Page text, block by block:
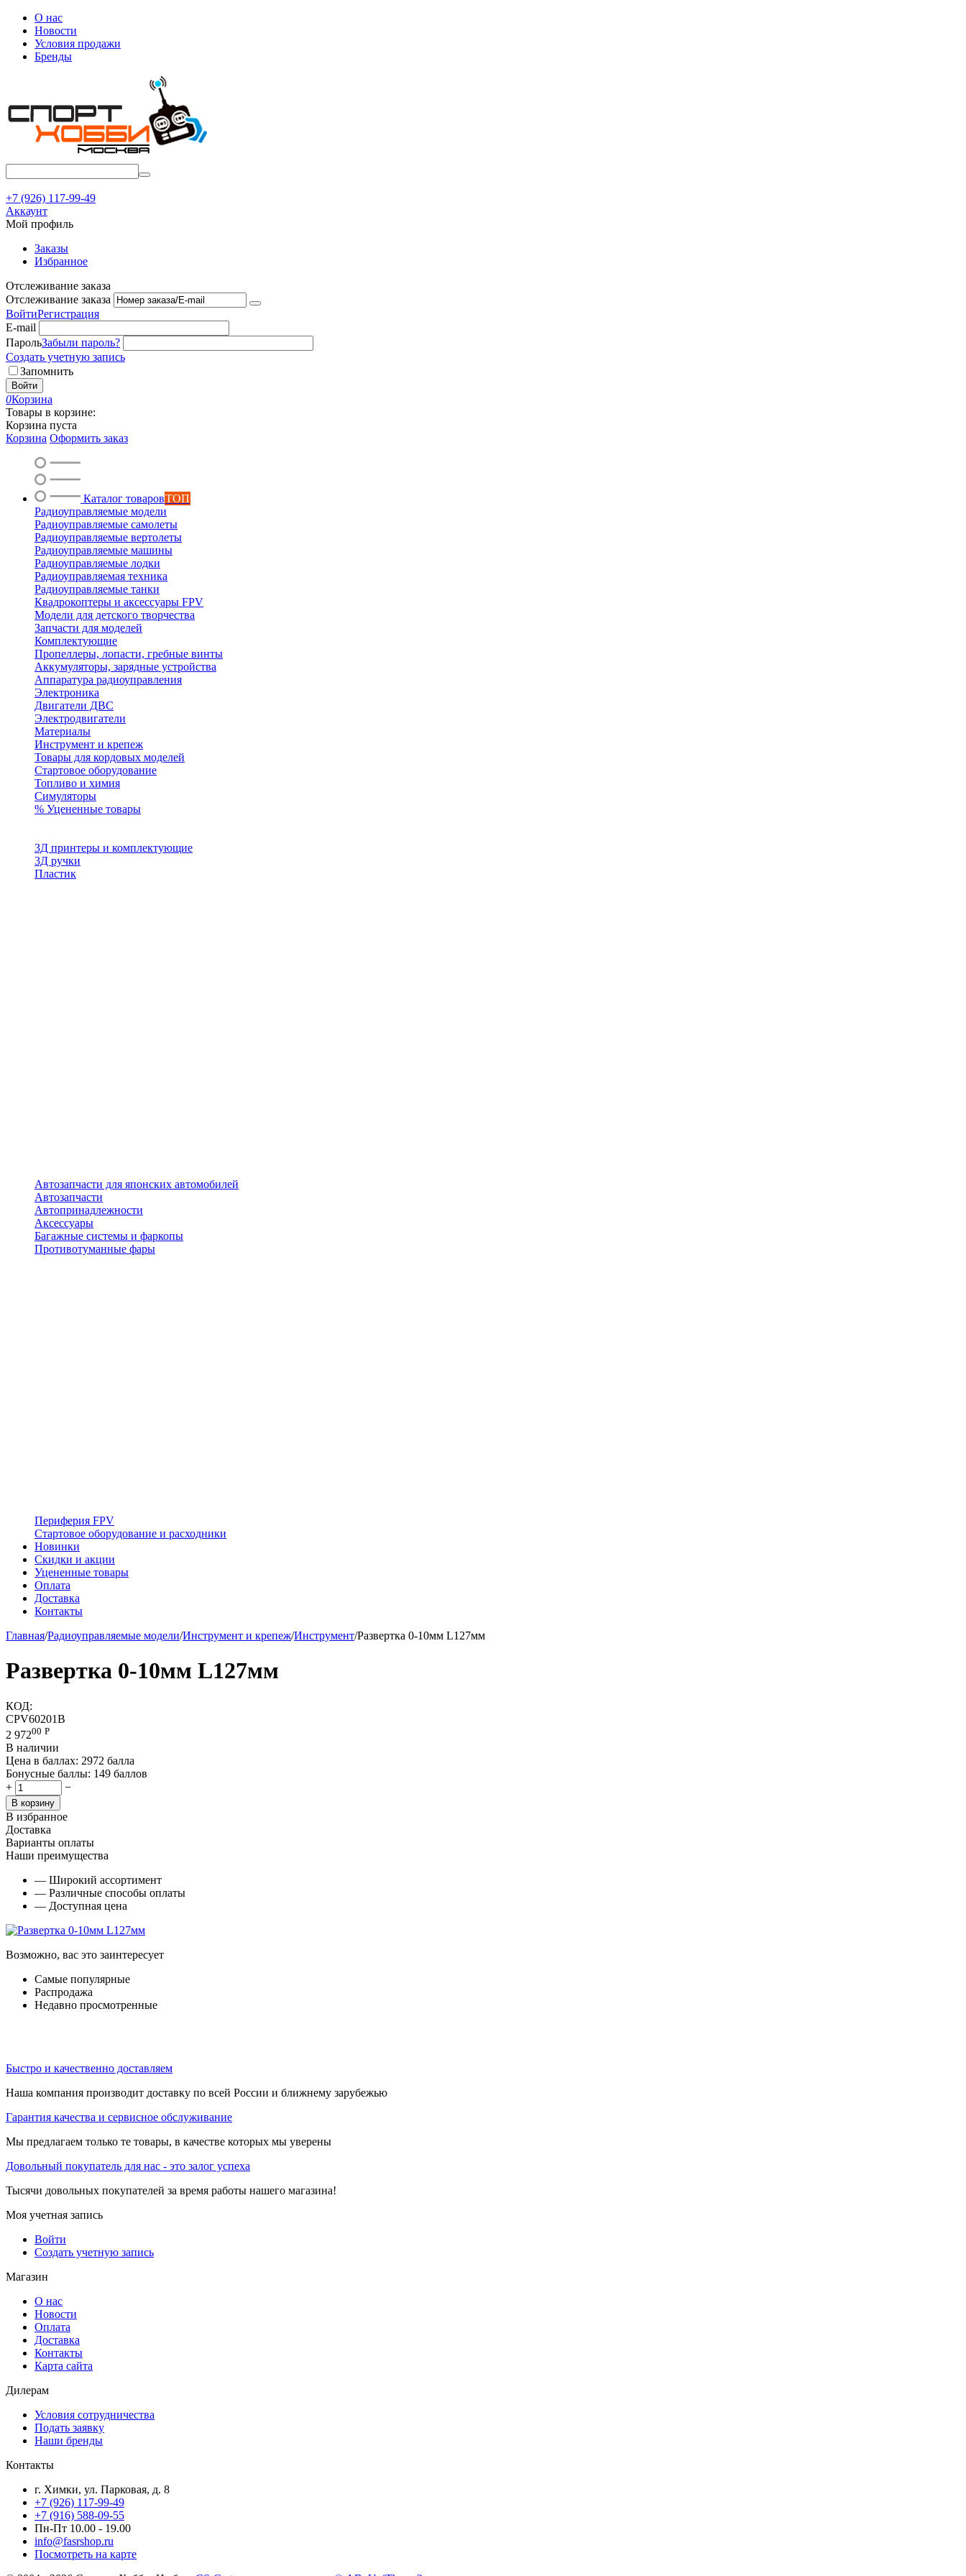
О нас
Новости
Условия продажи
Бренды
+7 (926) 117-99-49
Аккаунт
Мой профиль
Заказы
Избранное
Отслеживание заказа
Отслеживание заказа
ВойтиРегистрация
E-mail
ПарольЗабыли пароль?
Создать учетную запись
Запомнить
Войти
0Корзина
Товары в корзине:
Корзина пуста
Корзина Оформить заказ
Каталог товаровТОП
Радиоуправляемые модели
Радиоуправляемые самолеты
Радиоуправляемые вертолеты
Радиоуправляемые машины
Радиоуправляемые лодки
Радиоуправляемая техника
Радиоуправляемые танки
Квадрокоптеры и аксессуары FPV
Модели для детского творчества
Запчасти для моделей
Комплектующие
Пропеллеры, лопасти, гребные винты
Аккумуляторы, зарядные устройства
Аппаратура радиоуправления
Электроника
Двигатели ДВС
Электродвигатели
Материалы
Инструмент и крепеж
Товары для кордовых моделей
Стартовое оборудование
Топливо и химия
Симуляторы
% Уцененные товары
3Д принтеры и комплектующие
3Д ручки
Пластик
Автозапчасти для японских автомобилей
Автозапчасти
Автопринадлежности
Аксессуары
Багажные системы и фаркопы
Противотуманные фары
Периферия FPV
Стартовое оборудование и расходники
Новинки
Скидки и акции
Уцененные товары
Оплата
Доставка
Контакты
Главная/Радиоуправляемые модели/Инструмент и крепеж/Инструмент/Развертка 0-10мм L127мм
Развертка 0-10мм L127мм
КОД:
CPV60201B
2 97200 Р
В наличии
Цена в баллах: 2972 балла
Бонусные баллы: 149 баллов
+
−
В корзину
В избранное
Доставка
Варианты оплаты
Наши преимущества
— Широкий ассортимент
— Различные способы оплаты
— Доступная цена
Возможно, вас это заинтересует
Самые популярные
Распродажа
Недавно просмотренные
Быстро и качественно доставляем
Наша компания производит доставку по всей России и ближнему зарубежью
Гарантия качества и сервисное обслуживание
Мы предлагаем только те товары, в качестве которых мы уверены
Довольный покупатель для нас - это залог успеха
Тысячи довольных покупателей за время работы нашего магазина!
Моя учетная запись
Войти
Создать учетную запись
Магазин
О нас
Новости
Оплата
Доставка
Контакты
Карта сайта
Дилерам
Условия сотрудничества
Подать заявку
Наши бренды
Контакты
г. Химки, ул. Парковая, д. 8
+7 (926) 117-99-49
+7 (916) 588-09-55
Пн-Пт 10.00 - 19.00
info@fasrshop.ru
Посмотреть на карте